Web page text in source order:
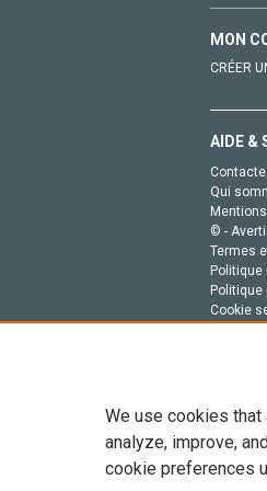
MON
CRÉER
AIDE &
Qui
© -
Termes
Politique
Cookie
Tout le
We use cookies
analyze, improve,
cookie preferences